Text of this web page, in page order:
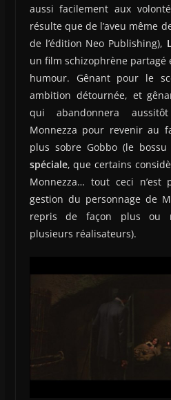
aussi facilement aux
résulte que de l’aveu même
de l’édition Neo Publishing),
un film schizophrène partagé
humour. Gênant pour le
ambition détournée, et
qui abandonnera
Monnezza pour revenir au
plus sobre Gobbo (le
spéciale, que certains
Monnezza… tout ceci
gestion du personnage de
repris de façon plus ou
plusieurs réalisateurs).